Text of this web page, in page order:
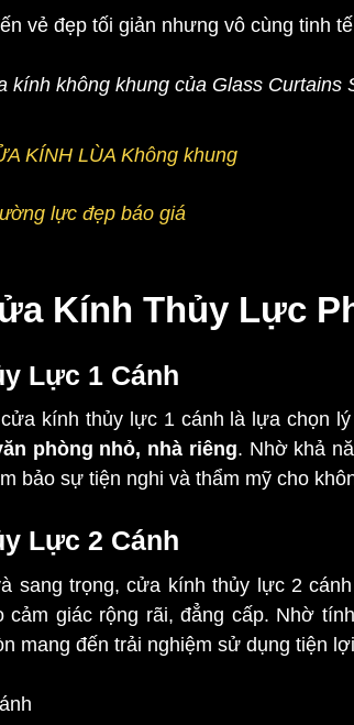
vẻ đẹp tối giản nhưng vô cùng tinh tế
kính không khung của Glass Curtains
KÍNH LÙA Không khung
lực đẹp báo giá
Kính Thủy Lực
Lực 1 Cánh
kính thủy lực 1 cánh là lựa chọn
phòng nhỏ, nhà riêng. Nhờ khả
bảo sự tiện nghi và thẩm mỹ cho
Lực 2 Cánh
sang trọng, cửa kính thủy lực 2
cảm giác rộng rãi, đẳng cấp. Nhờ
mang đến trải nghiệm sử dụng tiện